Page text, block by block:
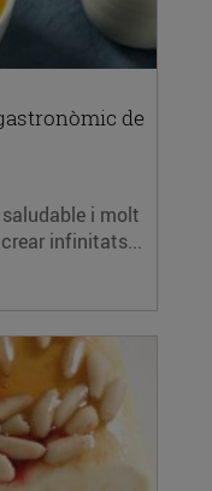
de
i molt
infinitats...